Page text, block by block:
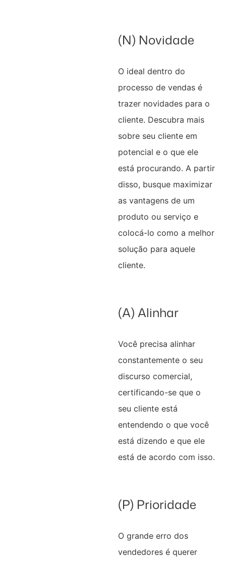
(N) Novidade
O ideal dentro do
processo de vendas é
trazer novidades para o
cliente. Descubra mais
sobre seu cliente em
potencial e o que ele
está procurando. A partir
disso, busque maximizar
as vantagens de um
produto ou serviço e
colocá-lo como a melhor
solução para aquele
cliente.
(A) Alinhar
Você precisa alinhar
constantemente o seu
discurso comercial,
certificando-se que o
seu cliente está
entendendo o que você
está dizendo e que ele
está de acordo com isso.
(P) Prioridade
O grande erro dos
vendedores é querer